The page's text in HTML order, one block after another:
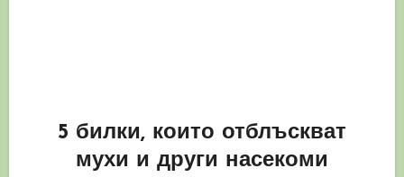
5 билки, които отблъскват
мухи и други насекоми